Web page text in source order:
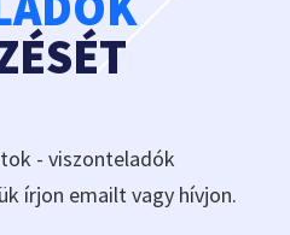
- viszonteladók
írjon emailt vagy hívjon.